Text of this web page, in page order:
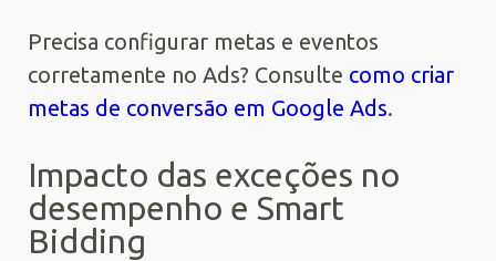
Precisa configurar metas e eventos
corretamente no Ads? Consulte como criar
metas de conversão em Google Ads.
Impacto das exceções no
desempenho e Smart
Bidding